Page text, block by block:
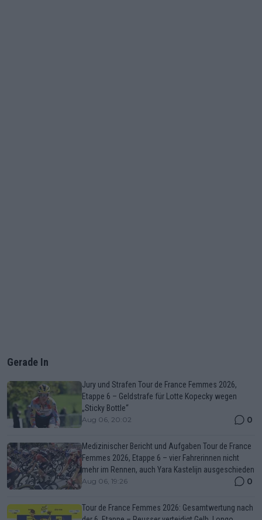
Gerade In
Jury und Strafen Tour de France Femmes 2026,
Etappe 6 – Geldstrafe für Lotte Kopecky wegen
„Sticky Bottle“
Aug 06, 20:02 0
Medizinischer Bericht und Aufgaben Tour de France
Femmes 2026, Etappe 6 – vier Fahrerinnen nicht
mehr im Rennen, auch Yara Kastelijn ausgeschieden
Aug 06, 19:26 0
Tour de France Femmes 2026: Gesamtwertung nach